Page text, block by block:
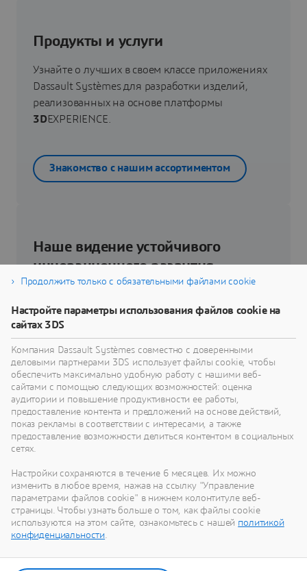
Продукты и услуги
Узнайте о лучших в своем классе приложениях
Dassault Systèmes для разработки изделий,
реализованных на основе платформы
3DEXPERIENCE.
Знакомство с нашим ассортиментом
Наше видение устойчивого
инновационного развития
помогут вам переосмыслить свои изделия,
процессы и даже бизнес-модели для
реализации радикально новых устойчивых
инноваций.
Перейти к устойчивому развитию
Наши последние новости
Смотрите все пресс-релизы и материалы для
СМИ от Dassault Systèmes.
Продолжить только с обязательными файлами cookie
Настройте параметры использования файлов cookie на
сайтах 3DS
Компания Dassault Systèmes совместно с доверенными
деловыми партнерами 3DS использует файлы cookie, чтобы
обеспечить максимально удобную работу с нашими веб-
сайтами с помощью следующих возможностей: оценка
аудитории и повышение продуктивности ее работы,
предоставление контента и предложений на основе действий,
показ рекламы в соответствии с интересами, а также
предоставление возможности делиться контентом в социальных
сетях.
Настройки сохраняются в течение 6 месяцев. Их можно
изменить в любое время, нажав на ссылку "Управление
параметрами файлов cookie" в нижнем колонтитуле веб-
страницы. Чтобы узнать больше о том, как файлы cookie
используются на этом сайте, ознакомьтесь с нашей политикой
конфиденциальности.